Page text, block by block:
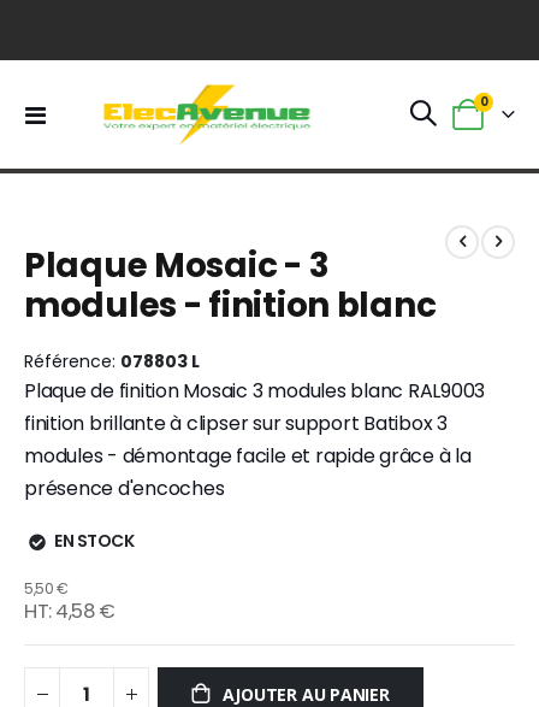
Basculer
Panier
0
the
end
of
images
gallery
the
beginning
of
images
gallery
Plaque Mosaic - 3
modules - finition blanc
Référence 078803 L
Plaque de finition Mosaic 3 modules blanc RAL9003
finition brillante à clipser sur support Batibox 3
modules - démontage facile et rapide grâce à la
présence d'encoches
EN STOCK
5,50 €
4,58 €
AJOUTER AU PANIER